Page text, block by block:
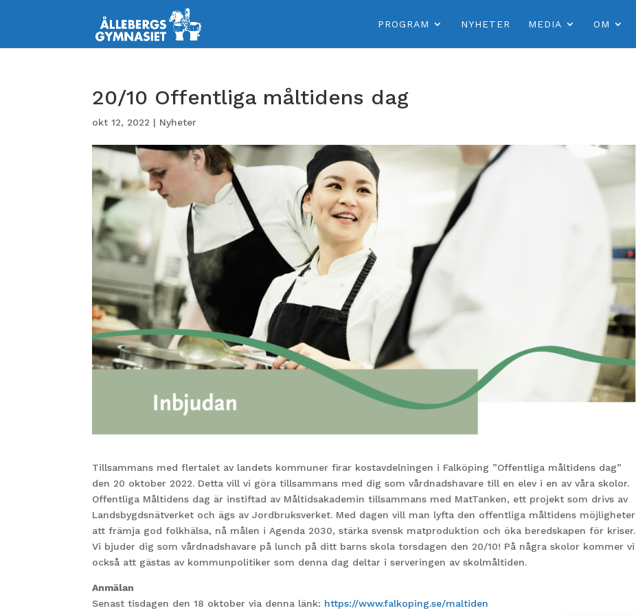
PROGRAM NYHETER MEDIA OM
20/10 Offentliga måltidens dag
okt 12, 2022 | Nyheter
Tillsammans med flertalet av landets kommuner firar kostavdelningen i Falköping ”Offentliga måltidens dag”
den 20 oktober 2022. Detta vill vi göra tillsammans med dig som vårdnadshavare till en elev i en av våra skolor.
Offentliga Måltidens dag är instiftad av Måltidsakademin tillsammans med MatTanken, ett projekt som drivs av
Landsbygdsnätverket och ägs av Jordbruksverket. Med dagen vill man lyfta den offentliga måltidens möjligheter
att främja god folkhälsa, nå målen i Agenda 2030, stärka svensk matproduktion och öka beredskapen för kriser.
Vi bjuder dig som vårdnadshavare på lunch på ditt barns skola torsdagen den 20/10! På några skolor kommer vi
också att gästas av kommunpolitiker som denna dag deltar i serveringen av skolmåltiden.
Anmälan
Senast tisdagen den 18 oktober via denna länk: https://www.falkoping.se/maltiden